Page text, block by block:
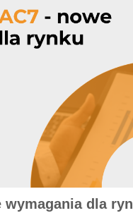
wymagania dla